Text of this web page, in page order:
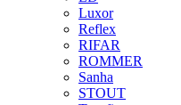
Luxor
Reflex
RIFAR
ROMMER
Sanha
STOUT